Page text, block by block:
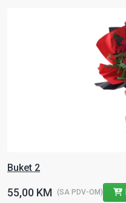
Buket 2
55,00 KM (SA PDV-OM)